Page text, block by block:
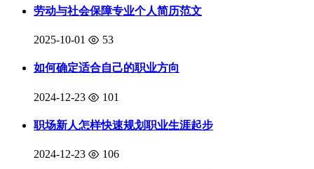
劳动与社会保障专业个人简历范文
2025-10-01 53
如何确定适合自己的职业方向
2024-12-23 101
职场新人怎样快速规划职业生涯起步
2024-12-23 106